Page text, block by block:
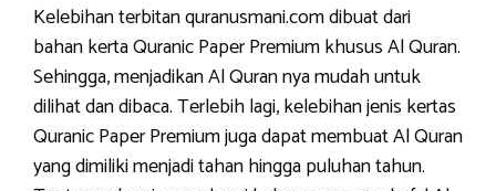
Kelebihan terbitan quranusmani.com dibuat dari
bahan kerta Quranic Paper Premium khusus Al Quran.
Sehingga, menjadikan Al Quran nya mudah untuk
dilihat dan dibaca. Terlebih lagi, kelebihan jenis kertas
Quranic Paper Premium juga dapat membuat Al Quran
yang dimiliki menjadi tahan hingga puluhan tahun.